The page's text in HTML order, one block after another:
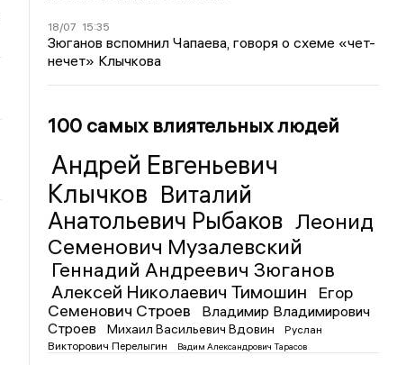
18/07 15:35
Зюганов вспомнил Чапаева, говоря о схеме «чет-
нечет» Клычкова
100 самых влиятельных людей
Андрей Евгеньевич
Клычков Виталий
Анатольевич Рыбаков Леонид
Семенович Музалевский
Геннадий Андреевич Зюганов
Алексей Николаевич Тимошин
Егор
Семенович Строев
Владимир Владимирович
Строев
Михаил Васильевич Вдовин
Руслан
Викторович Перелыгин
Вадим Александрович Тарасов